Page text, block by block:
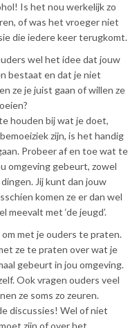
Is het nou werkelijk zo
of was het vroeger niet
die iedere keer terugkomt.
wel het idee dat jouw
bestaat en dat je niet
ze je juist gaan of willen ze
houden bij wat je doet,
zijn, is het handig
Probeer af en toe wat te
omgeving gebeurt, zowel
Jij kunt dan jouw
komen ze er dan wel
meevalt met ‘de jeugd’.
met je ouders te praten.
ze te praten over wat je
gebeurt in jou omgeving.
Ook vragen ouders veel
ze soms zo zeuren.
discussies! Wel of niet
zijn of over het